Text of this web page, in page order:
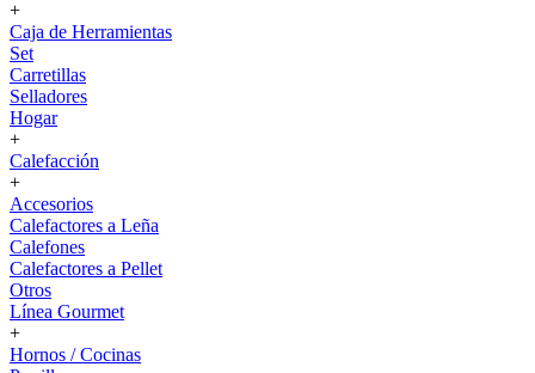
+
Caja de Herramientas
Set
Carretillas
Selladores
Hogar
+
Calefacción
+
Accesorios
Calefactores a Leña
Calefones
Calefactores a Pellet
Otros
Línea Gourmet
+
Hornos / Cocinas